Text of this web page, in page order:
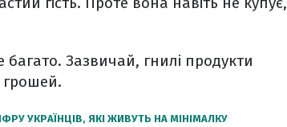
Зазвичай, гнилі продукти
грошей.
УКРАЇНЦІВ, ЯКІ ЖИВУТЬ НА МІНІМАЛКУ